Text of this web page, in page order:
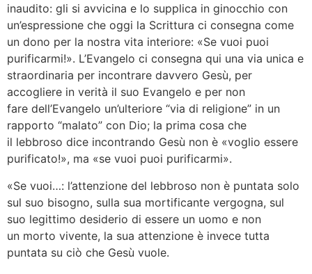
inaudito: gli si avvicina e lo supplica in ginocchio con
un’espressione che oggi la Scrittura ci consegna come
un dono per la nostra vita interiore: «Se vuoi puoi
purificarmi!». L’Evangelo ci consegna qui una via unica e
straordinaria per incontrare davvero Gesù, per
accogliere in verità il suo Evangelo e per non
fare dell’Evangelo un’ulteriore “via di religione” in un
rapporto “malato” con Dio; la prima cosa che
il lebbroso dice incontrando Gesù non è «voglio essere
purificato!», ma «se vuoi puoi purificarmi».
«Se vuoi…: l’attenzione del lebbroso non è puntata solo
sul suo bisogno, sulla sua mortificante vergogna, sul
suo legittimo desiderio di essere un uomo e non
un morto vivente, la sua attenzione è invece tutta
puntata su ciò che Gesù vuole.